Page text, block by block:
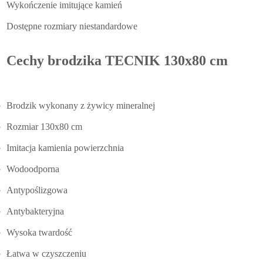
Wykończenie imitujące kamień
Dostępne rozmiary niestandardowe
Cechy brodzika TECNIK 130x80 cm
Brodzik wykonany z żywicy mineralnej
Rozmiar 130x80 cm
Imitacja kamienia powierzchnia
Wodoodporna
Antypoślizgowa
Antybakteryjna
Wysoka twardość
Łatwa w czyszczeniu